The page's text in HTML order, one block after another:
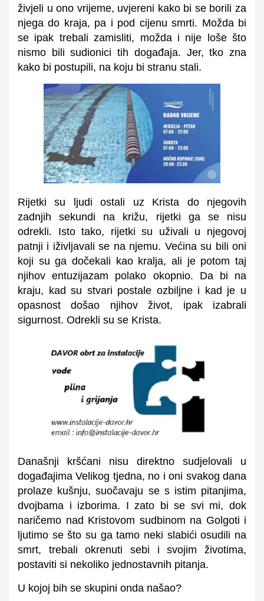
živjeli u ono vrijeme, uvjereni kako bi se borili za
njega do kraja, pa i pod cijenu smrti. Možda bi
se ipak trebali zamisliti, možda i nije loše što
nismo bili sudionici tih događaja. Jer, tko zna
kako bi postupili, na koju bi stranu stali.
Rijetki su ljudi ostali uz Krista do njegovih
zadnjih sekundi na križu, rijetki ga se nisu
odrekli. Isto tako, rijetki su uživali u njegovoj
patnji i iživljavali se na njemu. Većina su bili oni
koji su ga dočekali kao kralja, ali je potom taj
njihov entuzijazam polako okopnio. Da bi na
kraju, kad su stvari postale ozbiljne i kad je u
opasnost došao njihov život, ipak izabrali
sigurnost. Odrekli su se Krista.
Današnji kršćani nisu direktno sudjelovali u
događajima Velikog tjedna, no i oni svakog dana
prolaze kušnju, suočavaju se s istim pitanjima,
dvojbama i izborima. I zato bi se svi mi, dok
naričemo nad Kristovom sudbinom na Golgoti i
ljutimo se što su ga tamo neki slabići osudili na
smrt, trebali okrenuti sebi i svojim životima,
postaviti si nekoliko jednostavnih pitanja.
U kojoj bih se skupini onda našao?